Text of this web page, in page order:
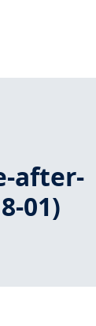
after-
01)